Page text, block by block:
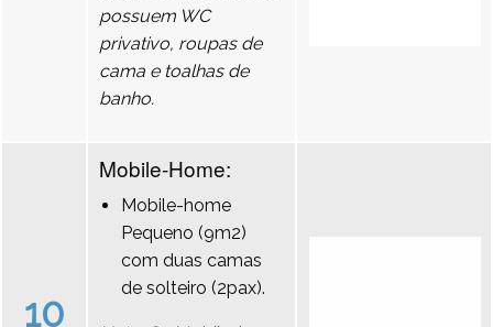
possuem WC
privativo, roupas de
cama e toalhas de
banho.
10
Mobile-Home:
Mobile-home
Pequeno (9m2)
com duas camas
de solteiro (2pax).